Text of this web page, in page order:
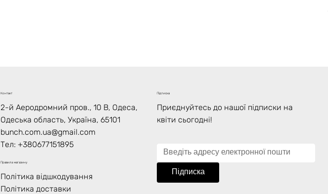
Контакт
2-й Аеродромний пров., 10 В, Одеса,
Одеська область, Україна, 65101
bunch.com.ua@gmail.com
Тел: +380677151895
Правила магазину
Політика відшкодування
Політика доставки
Підписка
Приєднуйтесь до нашої підписки на
квіти сьогодні!
Підписка